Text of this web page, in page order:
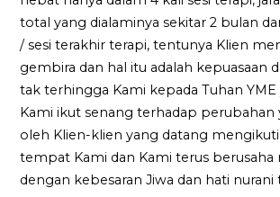
total yang dialaminya sekitar 2 bulan
/ sesi terakhir terapi, tentunya Klien
gembira dan hal itu adalah kepuasaan
tak terhingga Kami kepada Tuhan
Kami ikut senang terhadap perubahan
oleh Klien-klien yang datang mengikuti
tempat Kami dan Kami terus berusaha
dengan kebesaran Jiwa dan hati nurani